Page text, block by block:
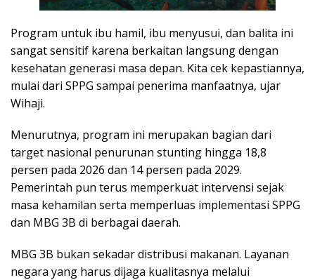
Program untuk ibu hamil, ibu menyusui, dan balita ini
sangat sensitif karena berkaitan langsung dengan
kesehatan generasi masa depan. Kita cek kepastiannya,
mulai dari SPPG sampai penerima manfaatnya, ujar
Wihaji.
Menurutnya, program ini merupakan bagian dari
target nasional penurunan stunting hingga 18,8
persen pada 2026 dan 14 persen pada 2029.
Pemerintah pun terus memperkuat intervensi sejak
masa kehamilan serta memperluas implementasi SPPG
dan MBG 3B di berbagai daerah.
MBG 3B bukan sekadar distribusi makanan. Layanan
negara yang harus dijaga kualitasnya melalui